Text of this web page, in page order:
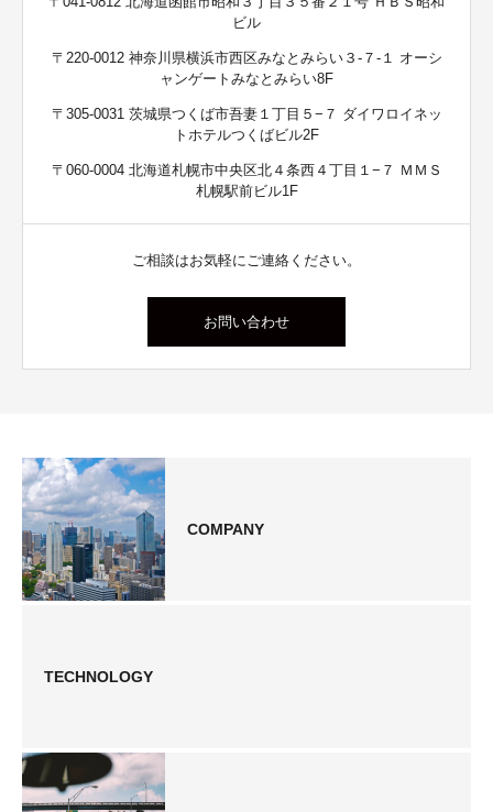
ビル
〒220-0012 神奈川県横浜市西区みなとみらい３-７-１ オーシ
ャンゲートみなとみらい8F
〒305-0031 茨城県つくば市吾妻１丁目５−７ ダイワロイネッ
トホテルつくばビル2F
〒060-0004 北海道札幌市中央区北４条西４丁目１−７ ＭＭＳ
札幌駅前ビル1F
ご相談はお気軽にご連絡ください。
お問い合わせ
COMPANY
TECHNOLOGY